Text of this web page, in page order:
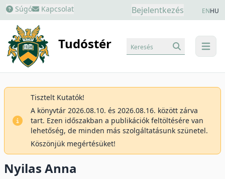
Súgó Kapcsolat Bejelentkezés ENHU
Tudóstér menu
Keresés
Tisztelt Kutatók!
A könyvtár 2026.08.10. és 2026.08.16. között zárva
tart. Ezen időszakban a publikációk feltöltésére van
lehetőség, de minden más szolgáltatásunk szünetel.
Köszönjük megértésüket!
Nyilas Anna